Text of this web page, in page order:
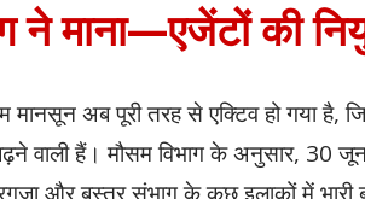
ने माना—एजेंटों की
मानसून अब पूरी तरह से एक्टिव हो गया है,
वाली हैं। मौसम विभाग के अनुसार, 30
और बस्तर संभाग के कुछ इलाकों में भारी